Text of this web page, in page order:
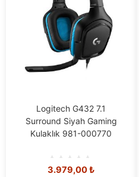
Logitech G432 7.1
Surround Siyah Gaming
Kulaklık 981-000770
0
3.979,00₺